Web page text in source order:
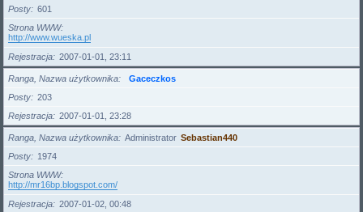
Posty
601
Strona WWW
http://www.wueska.pl
Rejestracja
2007-01-01, 23:11
Ranga, Nazwa użytkownika
Gaceczkos
Posty
203
Rejestracja
2007-01-01, 23:28
Ranga, Nazwa użytkownika Administrator Sebastian440
Posty
1974
Strona WWW
http://mr16bp.blogspot.com/
Rejestracja
2007-01-02, 00:48